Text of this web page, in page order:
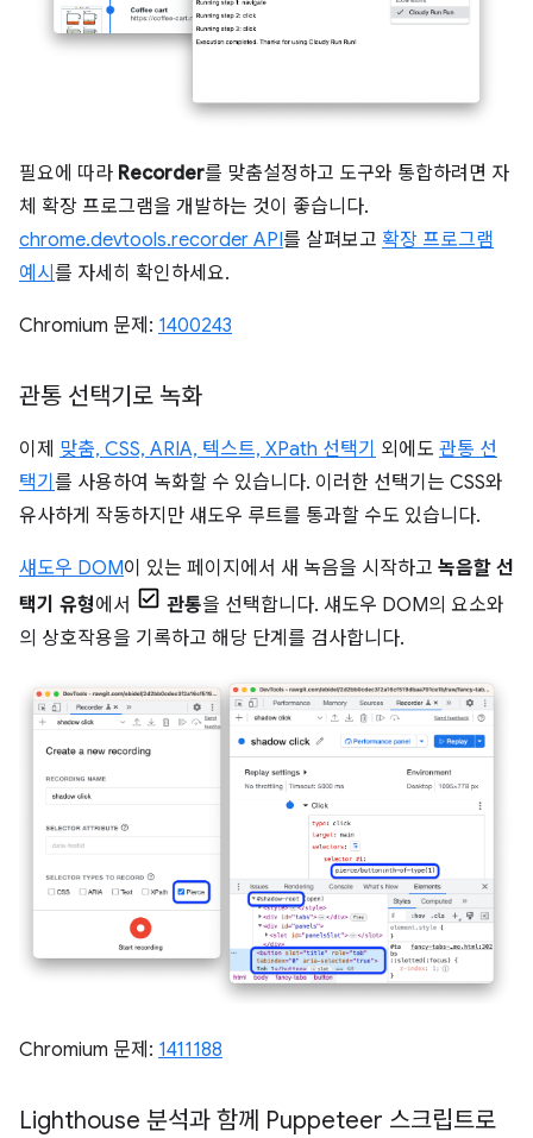
필요에 따라 Recorder를 맞춤설정하고 도구와 통합하려면 자
체 확장 프로그램을 개발하는 것이 좋습니다.
chrome.devtools.recorder API를 살펴보고 확장 프로그램
예시 를 자세히 확인하세요.
Chromium 문제: 1400243
관통 선택기로 녹화
이제 맞춤, CSS, ARIA, 텍스트, XPath 선택기 외에도 관통 선
택기 를 사용하여 녹화할 수 있습니다. 이러한 선택기는 CSS와
유사하게 작동하지만 섀도우 루트를 통과할 수도 있습니다.
섀도우 DOM이 있는 페이지에서 새 녹음을 시작하고 녹음할 선
택기 유형에서 관통을 선택합니다. 섀도우 DOM의 요소와
의 상호작용을 기록하고 해당 단계를 검사합니다.
Chromium 문제: 1411188
Lighthouse 분석과 함께 Puppeteer 스크립트로